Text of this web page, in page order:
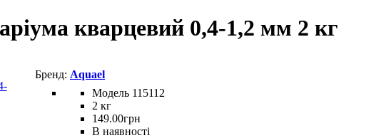
кварцевий 0,4-1,2 мм 2 кг
Aquael
115112
2 кг
149.00грн
В наявності